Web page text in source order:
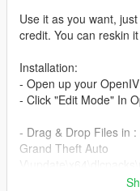
Use it as you want,
credit. You can reskin
Installation:
- Open up your
- Click "Edit Mode" In
- Drag & Drop Files in :
Grand Theft Auto
pluxe_male.rpf/